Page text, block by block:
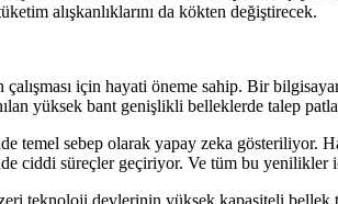
alışkanlıklarını da kökten değiştirecek.
için hayati öneme sahip. Bir
yüksek bant genişlikli belleklerde talep
temel sebep olarak yapay zeka
ciddi süreçler geçiriyor. Ve tüm bu yenilikler
teknoloji devlerinin yüksek kapasiteli